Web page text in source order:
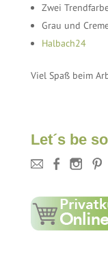
Zwei
Grau und
Halbach24
Viel Spaß beim
Let´s be